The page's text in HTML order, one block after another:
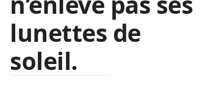
lunettes de
soleil.